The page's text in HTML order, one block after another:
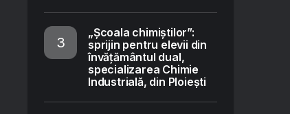
„Școala chimiștilor”:
sprijin pentru elevii din
învățământul dual,
specializarea Chimie
Industrială, din Ploiești